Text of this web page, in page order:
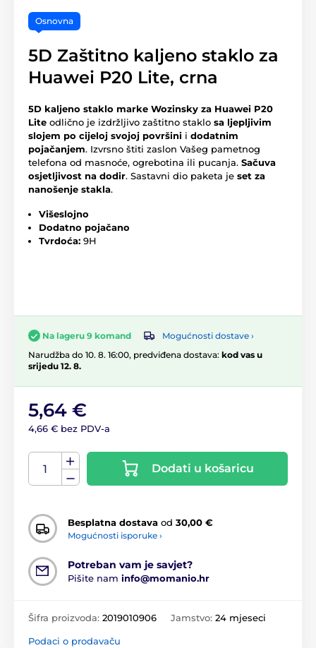
Osnovna
5D Zaštitno kaljeno staklo za
Huawei P20 Lite, crna
5D kaljeno staklo marke Wozinsky za Huawei P20
Lite odlično je izdržljivo zaštitno staklo sa ljepljivim
slojem po cijeloj svojoj površini i dodatnim
pojačanjem. Izvrsno štiti zaslon Vašeg pametnog
telefona od masnoće, ogrebotina ili pucanja. Sačuva
osjetljivost na dodir. Sastavni dio paketa je set za
nanošenje stakla.
Višeslojno
Dodatno pojačano
Tvrdoća: 9H
Na lageru 9 komand
Mogućnosti dostave ›
Narudžba do 10. 8. 16:00, predviđena dostava: kod vas u
srijedu 12. 8.
5,64 €
4,66 € bez PDV-a
Dodati u košaricu
Besplatna dostava od 30,00 €
Mogućnosti isporuke ›
Potreban vam je savjet?
Pišite nam info@momanio.hr
Šifra proizvoda: 2019010906 Jamstvo: 24 mjeseci
Podaci o prodavaču